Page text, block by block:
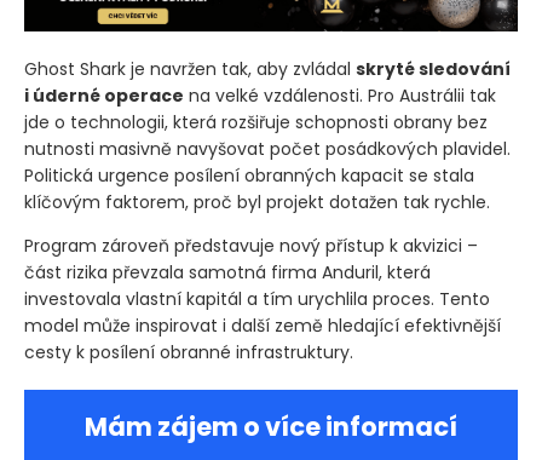
Ghost Shark je navržen tak, aby zvládal skryté sledování
i úderné operace na velké vzdálenosti. Pro Austrálii tak
jde o technologii, která rozšiřuje schopnosti obrany bez
nutnosti masivně navyšovat počet posádkových plavidel.
Politická urgence posílení obranných kapacit se stala
klíčovým faktorem, proč byl projekt dotažen tak rychle.
Program zároveň představuje nový přístup k akvizici –
část rizika převzala samotná firma Anduril, která
investovala vlastní kapitál a tím urychlila proces. Tento
model může inspirovat i další země hledající efektivnější
cesty k posílení obranné infrastruktury.
Mám zájem o více informací